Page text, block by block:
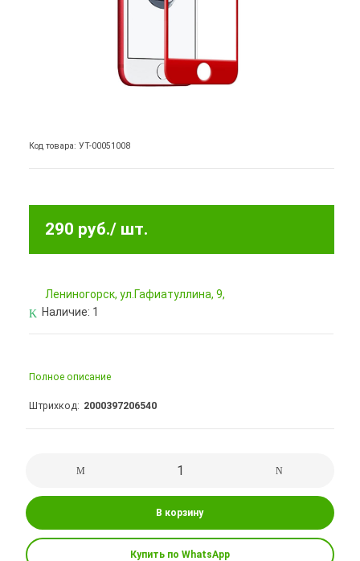
Код товара: УТ-00051008
290 руб./ шт.
Лениногорск, ул.Гафиатуллина, 9,
Наличие: 1
Полное описание
Штрихкод 2000397206540
В корзину
Купить по WhatsApp